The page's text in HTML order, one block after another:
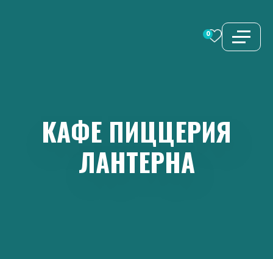
0
КАФЕ ПИЦЦЕРИЯ
ЛАНТЕРНА